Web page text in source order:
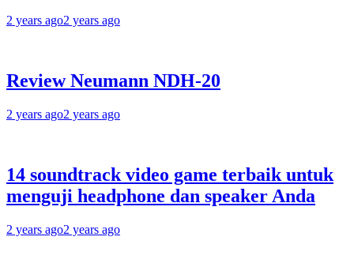
2 years ago2 years ago
Review Neumann NDH-20
2 years ago2 years ago
14 soundtrack video game terbaik untuk
menguji headphone dan speaker Anda
2 years ago2 years ago